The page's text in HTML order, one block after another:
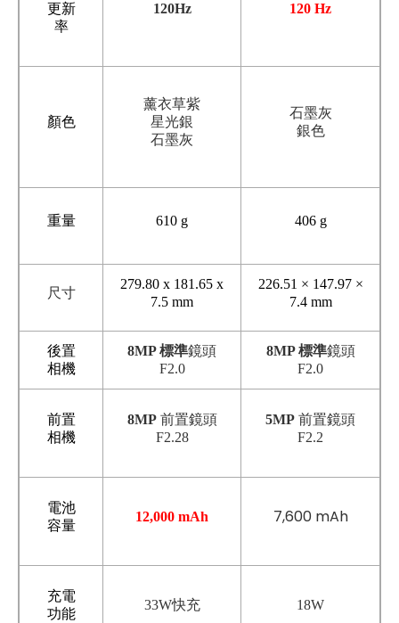
更新
率
120Hz 120 Hz
顏色
薰衣草紫
星光銀
石墨灰
石墨灰
銀色
重量 610 g 406 g
尺寸
279.80 x 181.65 x
7.5 mm
226.51 × 147.97 ×
7.4 mm
後置
相機
8MP 標準鏡頭
F2.0
8MP 標準鏡頭
F2.0
前置
相機
8MP前置鏡頭
F2.28
5MP 前置鏡頭
F2.2
電池
容量
12,000 mAh 7,600 mAh
充電
功能
33W快充 18W